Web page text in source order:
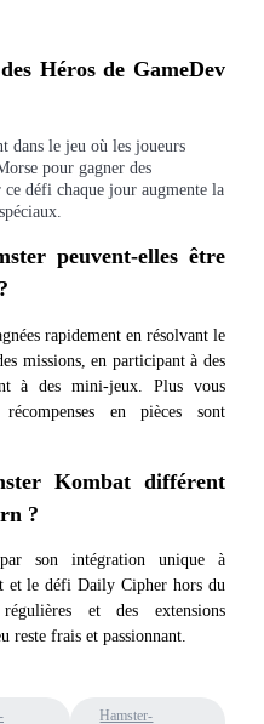
25000 USDT prize pool!
pool
APR
Rewards
APR
Héros de GameDev
dans le jeu où les joueurs
pour gagner des
ce défi chaque jour augmente la
peuvent-elles être
rapidement en résolvant le
missions, en participant à des
à des mini-jeux. Plus vous
en pièces sont
Kombat différent
?
son intégration unique à
et le défi Daily Cipher hors du
et des extensions
reste frais et passionnant.
Hamster-